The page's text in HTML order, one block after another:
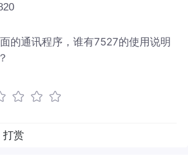
的通讯程序，谁有7527的使用说明
打赏